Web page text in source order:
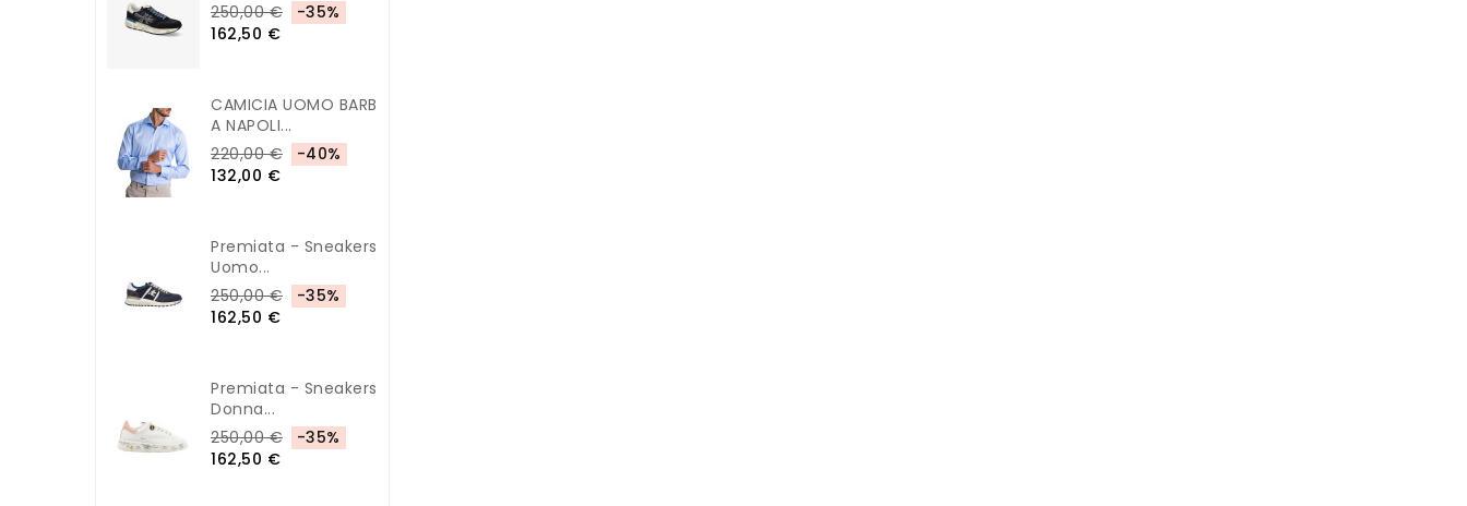
250,00 €
-35%
162,50 €
CAMICIA UOMO BARB
A NAPOLI...
220,00 €
-40%
132,00 €
Premiata - Sneakers
Uomo...
250,00 €
-35%
162,50 €
Premiata - Sneakers
Donna...
250,00 €
-35%
162,50 €